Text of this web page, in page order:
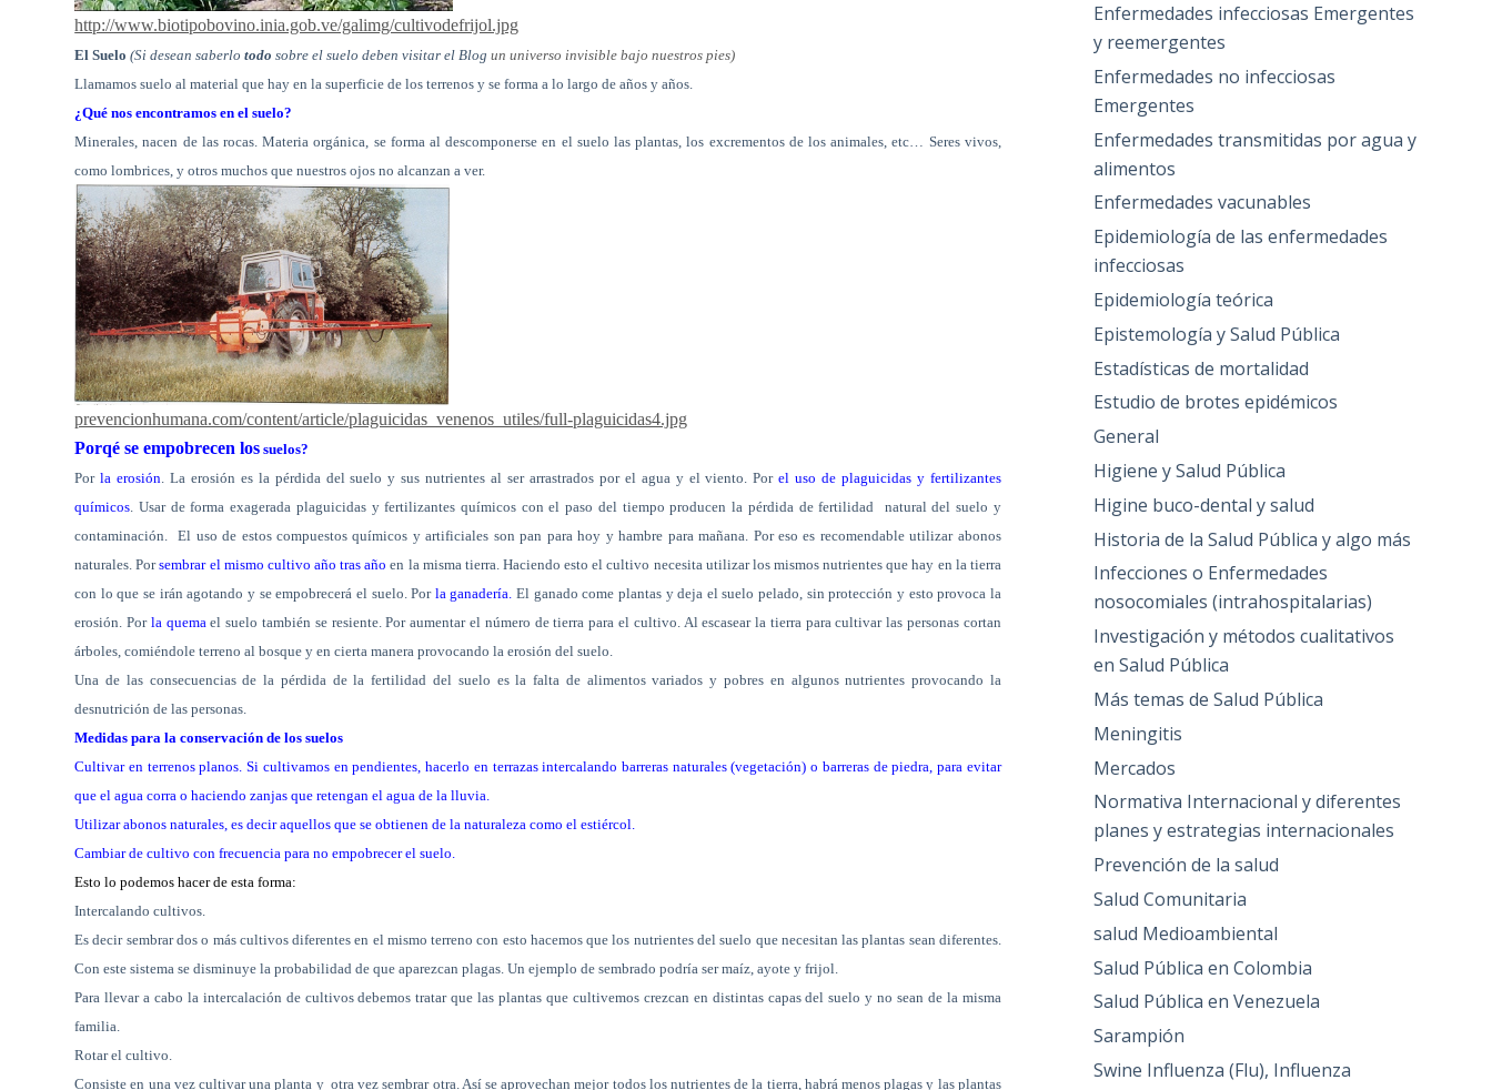
http://www.biotipobovino.inia.gob.ve/galimg/cultivodefrijol.jpg
El Suelo(Si desean saberlotodo sobre el suelo deben visitar el Blogun universo invisible bajo nuestros pies)
Llamamos suelo al material que hay en la superficie de los terrenos y se forma a lo largo de años y años.
¿Qué nos encontramos en el suelo?
Minerales, nacen de las rocas. Materia orgánica, se forma al descomponerse en el suelo las plantas, los excrementos de los animales, etc… Seres vivos,
como lombrices, y otros muchos que nuestros ojos no alcanzan a ver.
prevencionhumana.com/content/article/plaguicidas_venenos_utiles/full-plaguicidas4.jpg
Porqé se empobrecen los suelos?
Porla erosión. La erosión es la pérdida del suelo y sus nutrientes al ser arrastrados por el agua y el viento. Porel uso de plaguicidas y fertilizantes
químicos. Usar de forma exagerada plaguicidas y fertilizantes químicos con el paso del tiempo producen la pérdida de fertilidad
natural del suelo y
contaminación.
El uso de estos compuestos químicos y artificiales son pan para hoy y hambre para mañana. Por eso es recomendable utilizar abonos
naturales. Porsembrar el mismo cultivo año tras año en la misma tierra. Haciendo esto el cultivo necesita utilizar los mismos nutrientes que hay en la tierra
con lo que se irán agotando y se empobrecerá el suelo. Por la ganadería. El ganado come plantas y deja el suelo pelado, sin protección y esto provoca la
erosión. Por la quemael suelo también se resiente. Por aumentar el número de tierra para el cultivo. Al escasear la tierra para cultivar las personas cortan
árboles, comiéndole terreno al bosque y en cierta manera provocando la erosión del suelo.
Una de las consecuencias de la pérdida de la fertilidad del suelo es la falta de alimentos variados y pobres en algunos nutrientes provocando la
desnutrición de las personas.
Medidas para la conservación de los suelos
Cultivar en terrenos planos.Si cultivamos en pendientes, hacerlo en terrazas intercalando barreras naturales (vegetación) o barreras de piedra, para evitar
que el agua corra o haciendo zanjas que retengan el agua de la lluvia.
Utilizar abonos naturales, es decir aquellos que se obtienen de la naturaleza como el estiércol.
Cambiar de cultivo con frecuencia para no empobrecer el suelo.
Esto lo podemos hacer de esta forma:
Intercalando cultivos.
Es decir sembrar dos o más cultivos diferentes en el mismo terreno con esto hacemos que los nutrientes del suelo que necesitan las plantas sean diferentes.
Con este sistema se disminuye la probabilidad de que aparezcan plagas. Un ejemplo de sembrado podría ser maíz, ayote y frijol.
Para llevar a cabo la intercalación de cultivos debemos tratar que las plantas que cultivemos crezcan en distintas capas del suelo y no sean de la misma
familia.
Rotar el cultivo.
Consiste en una vez cultivar una planta y otra vez sembrar otra. Así se aprovechan mejor todos los nutrientes de la tierra, habrá menos plagas y las plantas
Enfermedades infecciosas Emergentes
y reemergentes
Enfermedades no infecciosas
Emergentes
Enfermedades transmitidas por agua y
alimentos
Enfermedades vacunables
Epidemiología de las enfermedades
infecciosas
Epidemiología teórica
Epistemología y Salud Pública
Estadísticas de mortalidad
Estudio de brotes epidémicos
General
Higiene y Salud Pública
Higine buco-dental y salud
Historia de la Salud Pública y algo más
Infecciones o Enfermedades
nosocomiales (intrahospitalarias)
Investigación y métodos cualitativos
en Salud Pública
Más temas de Salud Pública
Meningitis
Mercados
Normativa Internacional y diferentes
planes y estrategias internacionales
Prevención de la salud
Salud Comunitaria
salud Medioambiental
Salud Pública en Colombia
Salud Pública en Venezuela
Sarampión
Swine Influenza (Flu), Influenza